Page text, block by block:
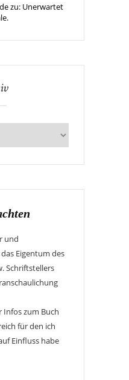
zu: Unerwartet
und
Eigentum des
Schriftstellers
Infos zum Buch
für den ich
Einfluss habe